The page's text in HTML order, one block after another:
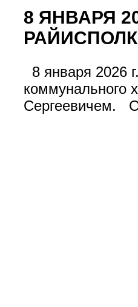
8 ЯНВАРЯ
8 января 2026
коммунального
Сергеевичем.